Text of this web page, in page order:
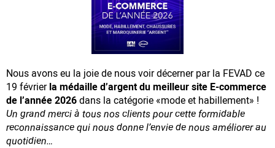
Nous avons eu la joie de nous voir décerner par la FEVAD ce
19 févrierla médaille d’argent du meilleur site E-commerce
de l’année 2026dans la catégorie «mode et habillement» !
Un grand merci à tous nos clients pour cette formidable
reconnaissancequi nous donne l’envie de nous améliorer au
quotidien…